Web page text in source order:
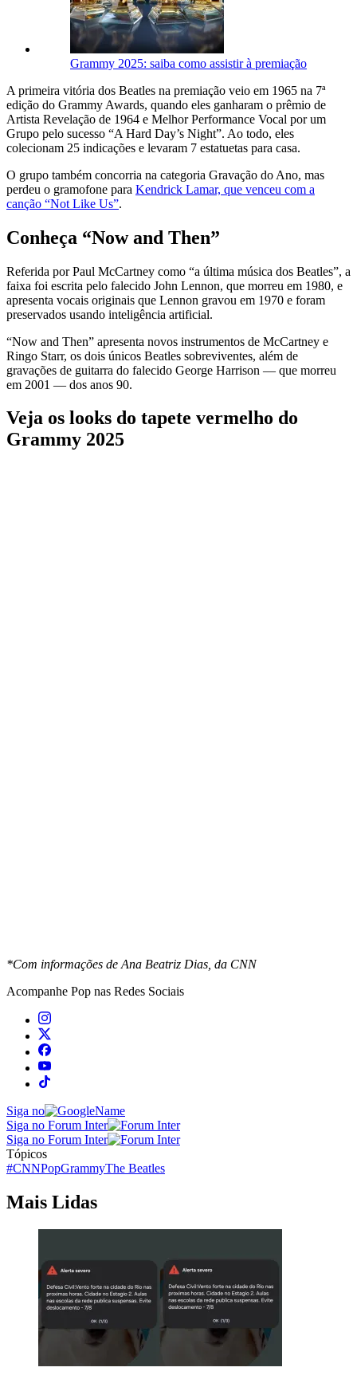
Grammy 2025: saiba como assistir à premiação
A primeira vitória dos Beatles na premiação veio em 1965 na 7ª
edição do Grammy Awards, quando eles ganharam o prêmio de
Artista Revelação de 1964 e Melhor Performance Vocal por um
Grupo pelo sucesso “A Hard Day’s Night”. Ao todo, eles
colecionam 25 indicações e levaram 7 estatuetas para casa.
O grupo também concorria na categoria Gravação do Ano, mas
perdeu o gramofone para Kendrick Lamar, que venceu com a
canção “Not Like Us”.
Conheça “Now and Then”
Referida por Paul McCartney como “a última música dos Beatles”, a
faixa foi escrita pelo falecido John Lennon, que morreu em 1980, e
apresenta vocais originais que Lennon gravou em 1970 e foram
preservados usando inteligência artificial.
“Now and Then” apresenta novos instrumentos de McCartney e
Ringo Starr, os dois únicos Beatles sobreviventes, além de
gravações de guitarra do falecido George Harrison — que morreu
em 2001 — dos anos 90.
Veja os looks do tapete vermelho do
Grammy 2025
*Com informações de Ana Beatriz Dias, da CNN
Acompanhe Pop nas Redes Sociais
Siga no
Siga no Forum Inter
Siga no Forum Inter
Tópicos
#CNNPopGrammyThe Beatles
Mais Lidas